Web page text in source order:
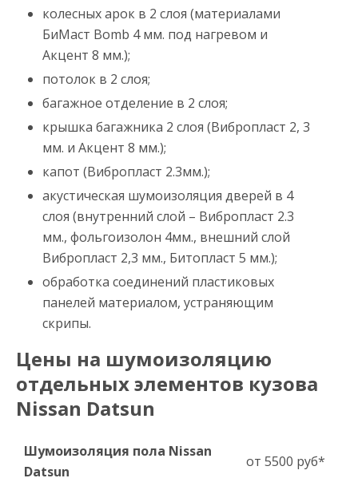
колесных арок в 2 слоя (материалами
БиМаст Bomb 4 мм. под нагревом и
Акцент 8 мм.);
потолок в 2 слоя;
багажное отделение в 2 слоя;
крышка багажника 2 слоя (Вибропласт 2, 3
мм. и Акцент 8 мм.);
капот (Вибропласт 2.3мм.);
акустическая шумоизоляция дверей в 4
слоя (внутренний слой – Вибропласт 2.3
мм., фольгоизолон 4мм., внешний слой
Вибропласт 2,3 мм., Битопласт 5 мм.);
обработка соединений пластиковых
панелей материалом, устраняющим
скрипы.
Цены на шумоизоляцию
отдельных элементов кузова
Nissan Datsun
Шумоизоляция пола Nissan
Datsun
от 5500 руб*